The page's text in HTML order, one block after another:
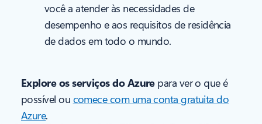
você a atender às necessidades de
desempenho e aos requisitos de residência
de dados em todo o mundo.
Explore os serviços do Azurepara ver o que é
possível ou comece com uma conta gratuita do
Azure.